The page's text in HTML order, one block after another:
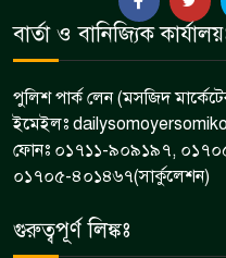
বার্তা ও বানিজ্যিক
পুলিশ পার্ক লেন (মসজিদ
ইমেইলঃ
ফোনঃ ০১৭১১-৯০৯১৯৭,
০১৭০৫-৪০১৪৬৭(সার্কুলেশন)
গুরুত্বপূর্ণ লিঙ্কঃ